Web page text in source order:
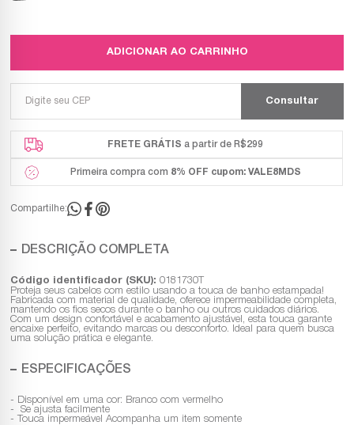
ADICIONAR AO CARRINHO
FRETE GRÁTIS a partir de R$299
Primeira compra com 8% OFF cupom: VALE8MDS
Compartilhe:
DESCRIÇÃO COMPLETA
Código identificador (SKU): 0181730T
Proteja seus cabelos com estilo usando a touca de banho estampada!
Fabricada com material de qualidade, oferece impermeabilidade completa,
mantendo os fios secos durante o banho ou outros cuidados diários.
Com um design confortável e acabamento ajustável, esta touca garante
encaixe perfeito, evitando marcas ou desconforto. Ideal para quem busca
uma solução prática e elegante.
ESPECIFICAÇÕES
- Disponível em uma cor: Branco com vermelho
- Se ajusta facilmente
- Touca impermeável Acompanha um item somente